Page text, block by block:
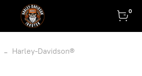
0
Harley-Davidson®